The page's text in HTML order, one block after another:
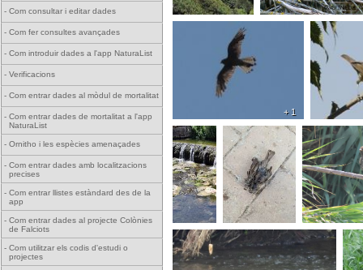
- Com consultar i editar dades
- Com fer consultes avançades
- Com introduir dades a l'app NaturaList
- Verificacions
- Com entrar dades al mòdul de mortalitat
- Com entrar dades de mortalitat a l'app
NaturaList
- Ornitho i les espècies amenaçades
- Com entrar dades amb localitzacions
precises
- Com entrar llistes estàndard des de la
app
- Com entrar dades al projecte Colònies
de Falciots
- Com utilitzar els codis d'estudi o
projectes
+ 1